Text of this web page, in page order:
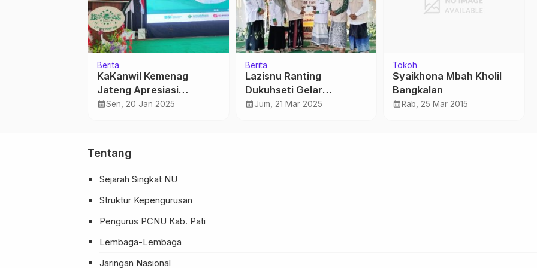
Berita
KaKanwil Kemenag
Jateng Apresiasi
Program Kerja Ma`arif
calendar_monthSen, 20 Jan 2025
Berita
Lazisnu Ranting
Dukuhseti Gelar
Santunan Yatim Piatu
calendar_monthJum, 21 Mar 2025
Tokoh
Syaikhona Mbah Kholil
Bangkalan
calendar_monthRab, 25 Mar 2015
Tentang
Sejarah Singkat NU
Struktur Kepengurusan
Pengurus PCNU Kab. Pati
Lembaga-Lembaga
Jaringan Nasional